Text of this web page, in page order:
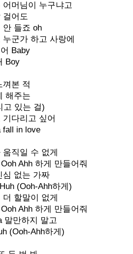
어머님이 누구냐고
걸어도
안 들죠 oh
군가 하고 사랑에
Baby
Boy
껴본 적
해주는
고 있는 걸)
다리고 싶어
fall in love
직일 수 없게
Ahh 하게 만들어줘
심 없는 가짜
(Ooh-Ahh하게)
할말이 없게
Ahh 하게 만들어줘
말만하지 말고
(Ooh-Ahh하게)